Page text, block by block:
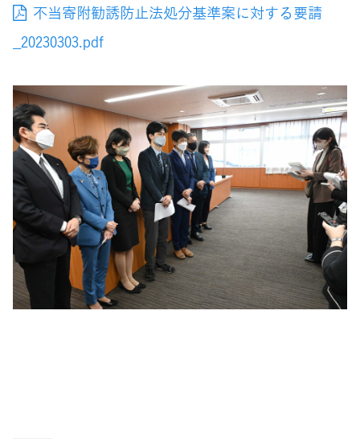
不当寄附勧誘防止法処分基準案に対する要請
_20230303.pdf